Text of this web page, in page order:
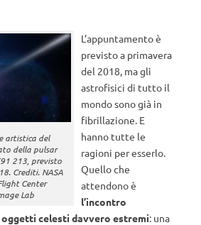
artistica del
della pulsar
213, previsto
Crediti. NASA
Center
Lab
L’appuntamento è
previsto a primavera
del 2018, ma gli
astrofisici di tutto il
mondo sono già in
fibrillazione. E
hanno tutte le
ragioni per esserlo.
Quello che
attendono è
l’incontro
celesti davvero estremi: una